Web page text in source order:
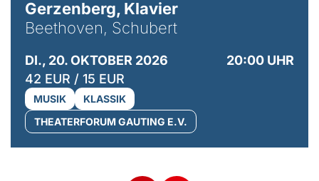
Gerzenberg, Klavier
Beethoven, Schubert
DI., 20. OKTOBER 2026
20:00 UHR
42 EUR / 15 EUR
MUSIK
KLASSIK
THEATERFORUM GAUTING E.V.